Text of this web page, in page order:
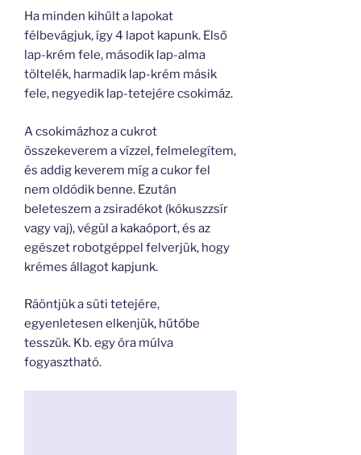
Ha minden kihűlt a lapokat
félbevágjuk, így 4 lapot kapunk. Első
lap-krém fele, második lap-alma
töltelék, harmadik lap-krém másik
fele, negyedik lap-tetejére csokimáz.
A csokimázhoz a cukrot
összekeverem a vízzel, felmelegítem,
és addig keverem míg a cukor fel
nem oldódik benne. Ezután
beleteszem a zsiradékot (kókuszzsír
vagy vaj), végül a kakaóport, és az
egészet robotgéppel felverjük, hogy
krémes állagot kapjunk.
Ráöntjük a süti tetejére,
egyenletesen elkenjük, hűtőbe
tesszük. Kb. egy óra múlva
fogyasztható.